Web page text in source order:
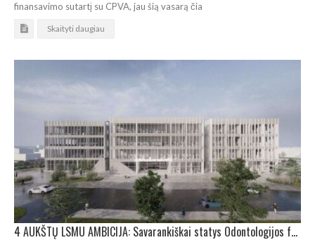
finansavimo sutartį su CPVA, jau šią vasarą čia
Skaityti daugiau
4 AUKŠTŲ LSMU AMBICIJA: Savarankiškai statys Odontologijos fakultetą